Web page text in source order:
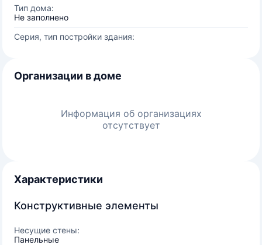
Тип дома:
Не заполнено
Серия, тип постройки здания:
Организации в доме
Информация об организациях
отсутствует
Характеристики
Конструктивные элементы
Несущие стены:
Панельные